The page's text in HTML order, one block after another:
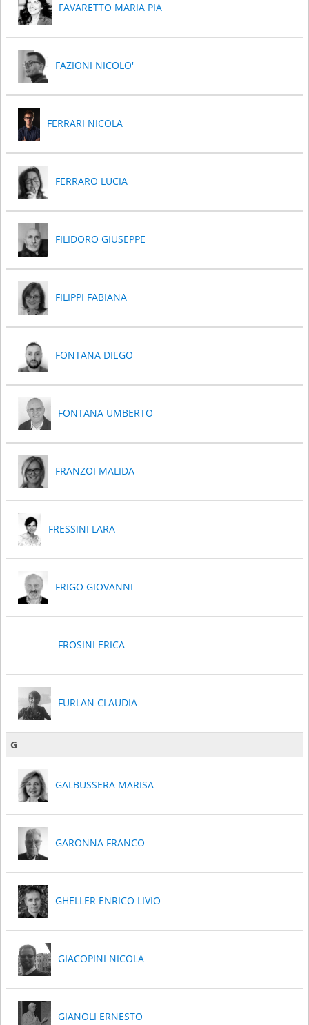
FAVARETTO MARIA PIA
FAZIONI NICOLO'
FERRARI NICOLA
FERRARO LUCIA
FILIDORO GIUSEPPE
FILIPPI FABIANA
FONTANA DIEGO
FONTANA UMBERTO
FRANZOI MALIDA
FRESSINI LARA
FRIGO GIOVANNI
FROSINI ERICA
FURLAN CLAUDIA
G
GALBUSSERA MARISA
GARONNA FRANCO
GHELLER ENRICO LIVIO
GIACOPINI NICOLA
GIANOLI ERNESTO